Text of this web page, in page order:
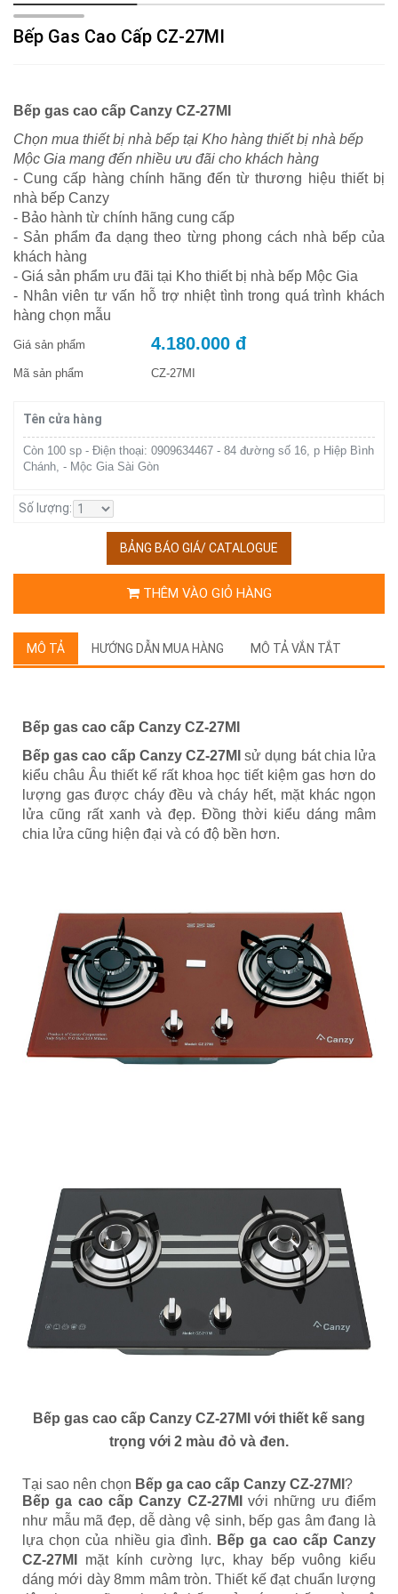
Bếp Gas Cao Cấp CZ-27MI
Bếp gas cao cấp Canzy CZ-27MI
Chọn mua thiết bị nhà bếp tại Kho hàng thiết bị nhà bếp
Mộc Gia mang đến nhiều ưu đãi cho khách hàng
- Cung cấp hàng chính hãng đến từ thương hiệu thiết bị
nhà bếp Canzy
- Bảo hành từ chính hãng cung cấp
- Sản phẩm đa dạng theo từng phong cách nhà bếp của
khách hàng
- Giá sản phẩm ưu đãi tại Kho thiết bị nhà bếp Mộc Gia
- Nhân viên tư vấn hỗ trợ nhiệt tình trong quá trình khách
hàng chọn mẫu
Giá sản phẩm 4.180.000 đ
Mã sản phẩm CZ-27MI
Tên cửa hàng
Còn 100 sp - Điện thoại: 0909634467 - 84 đường số 16, p Hiệp Bình
Chánh, - Mộc Gia Sài Gòn
Số lượng:
BẢNG BÁO GIÁ/ CATALOGUE
THÊM VÀO GIỎ HÀNG
MÔ TẢ HƯỚNG DẪN MUA HÀNG MÔ TẢ VẮN TẮT
Bếp gas cao cấp Canzy CZ-27MI
Bếp gas cao cấp Canzy CZ-27MI sử dụng bát chia lửa
kiểu châu Âu thiết kế rất khoa học tiết kiệm gas hơn do
lượng gas được cháy đều và cháy hết, mặt khác ngọn
lửa cũng rất xanh và đẹp. Đồng thời kiểu dáng mâm
chia lửa cũng hiện đại và có độ bền hơn.
Bếp gas cao cấp Canzy CZ-27MI với thiết kế sang
trọng với 2 màu đỏ và đen.
Tại sao nên chọn Bếp ga cao cấp Canzy CZ-27MI ?
Bếp ga cao cấp Canzy CZ-27MI
với những ưu điểm
như mẫu mã đẹp, dễ dàng vệ sinh, bếp gas âm đang là
lựa chọn của nhiều gia đình. Bếp ga cao cấp Canzy
CZ-27MI
mặt kính cường lực, khay bếp vuông kiểu
dáng mới dày 8mm mâm tròn. Thiết kế đạt chuẩn lượng